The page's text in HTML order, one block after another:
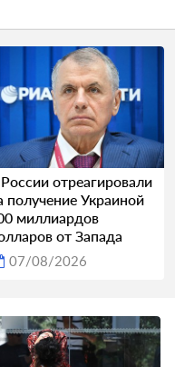
отреагировали
получение Украиной
миллиардов
от Запада
07/08/2026